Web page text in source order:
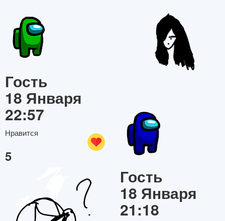
Гость
18 Января
22:57
Нравится
5
Гость
18 Января
21:18